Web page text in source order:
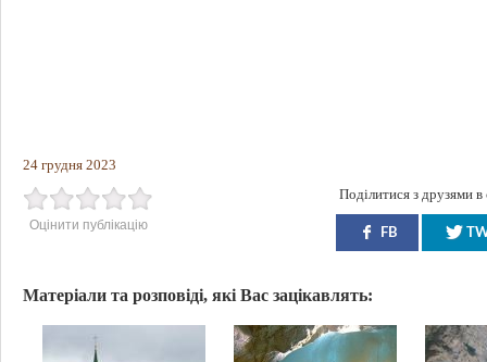
24 грудня 2023
Оцінити публікацію
Поділитися з друзями
FB
Матеріали та розповіді, які Вас зацікавлять: